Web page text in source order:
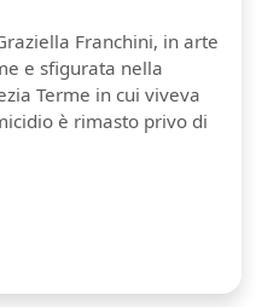
Franchini, in arte
e sfigurata nella
Terme in cui viveva
è rimasto privo di